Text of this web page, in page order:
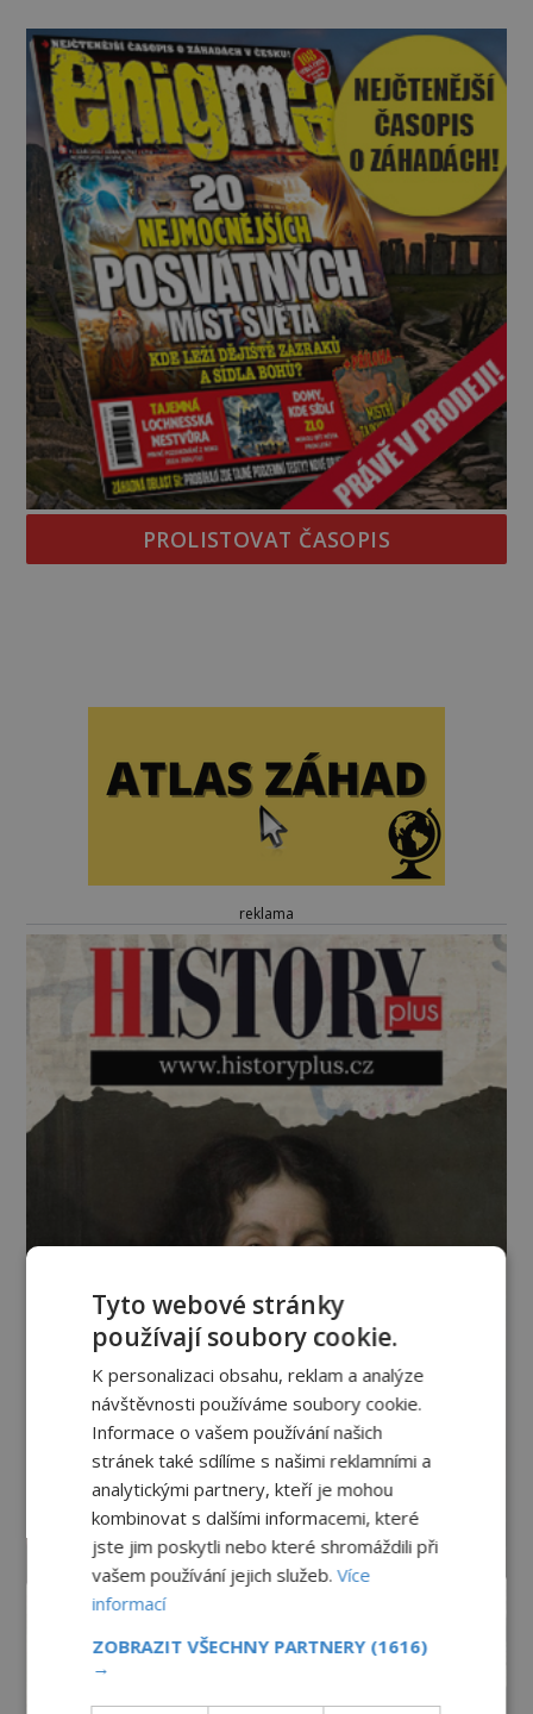
možnostech již desítky let vzrušeně diskutují
vědci, ufologo
PROLISTOVAT ČASOPIS
reklama
Tyto webové stránky
používají soubory cookie.
K personalizaci obsahu, reklam a analýze
návštěvnosti používáme soubory cookie.
Informace o vašem používání našich
stránek také sdílíme s našimi reklamními a
analytickými partnery, kteří je mohou
kombinovat s dalšími informacemi, které
jste jim poskytli nebo které shromáždili při
vašem používání jejich služeb.Více
informací
ZOBRAZIT VŠECHNY PARTNERY (1616)
→